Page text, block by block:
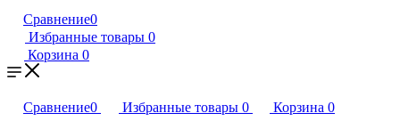
Сравнение0
Избранные товары 0
Корзина 0
Сравнение0 Избранные товары 0 Корзина 0